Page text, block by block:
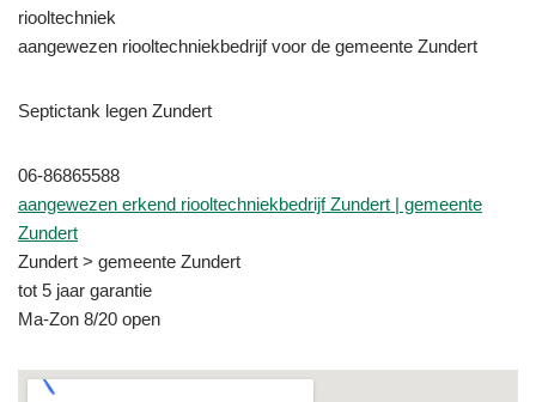
riooltechniek
aangewezen riooltechniekbedrijf voor de gemeente Zundert
Septictank legen Zundert
06-86865588
aangewezen erkend riooltechniekbedrijf Zundert | gemeente
Zundert
Zundert > gemeente Zundert
tot 5 jaar garantie
Ma-Zon 8/20 open